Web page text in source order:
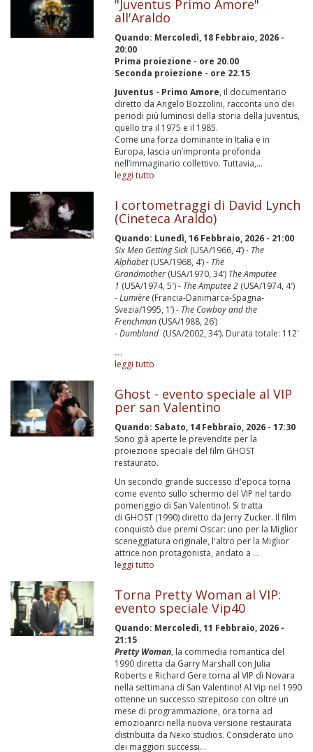
"Juventus Primo Amore"
all'Araldo
Quando: Mercoledì, 18 Febbraio, 2026 -
20:00
Prima proiezione - ore 20.00
Seconda proiezione - ore 22.15
Juventus - Primo Amore, il documentario
diretto da Angelo Bozzolini, racconta uno dei
periodi più luminosi della storia della Juventus,
quello tra il 1975 e il 1985.
Come una forza dominante in Italia e in
Europa, lascia un’impronta profonda
nell’immaginario collettivo. Tuttavia,...
leggi tutto
I cortometraggi di David Lynch
(Cineteca Araldo)
Quando: Lunedì, 16 Febbraio, 2026 - 21:00
Six Men Getting Sick (USA/1966, 4’) - The
Alphabet(USA/1968, 4’) - The
Grandmother (USA/1970, 34’) The Amputee
1 (USA/1974, 5′) - The Amputee 2 (USA/1974, 4′)
-Lumière (Francia-Danimarca-Spagna-
Svezia/1995, 1’) - The Cowboy and the
Frenchman (USA/1988, 26’)
-Dumbland (USA/2002, 34’). Durata totale: 112'
...
leggi tutto
Ghost - evento speciale al VIP
per san Valentino
Quando: Sabato, 14 Febbraio, 2026 - 17:30
Sono già aperte le prevendite per la
proiezione speciale del film GHOST
restaurato.
Un secondo grande successo d'epoca torna
come evento sullo schermo del VIP nel tardo
pomeriggio di San Valentino!. Si tratta
di GHOST (1990) diretto da Jerry Zucker. Il film
conquistò due premi Oscar: uno per la Miglior
sceneggiatura originale, l'altro per la Miglior
attrice non protagonista, andato a ...
leggi tutto
Torna Pretty Woman al VIP:
evento speciale Vip40
Quando: Mercoledì, 11 Febbraio, 2026 -
21:15
Pretty Woman, la commedia romantica del
1990 diretta da Garry Marshall con Julia
Roberts e Richard Gere torna al VIP di Novara
nella settimana di San Valentino! Al Vip nel 1990
ottenne un successo strepitoso con oltre un
mese di programmazione, ora torna ad
emozioanrci nella nuova versione restaurata
distribuita da Nexo studios. Considerato uno
dei maggiori successi...